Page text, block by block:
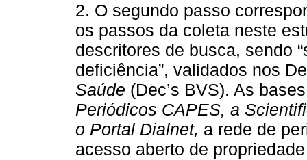
2. O segundo passo
os passos da coleta neste
descritores de busca, sendo
deficiência”, validados nos
Saúde (Dec’s BVS). As
Periódicos CAPES, a
o Portal Dialnet, a rede de
acesso aberto de